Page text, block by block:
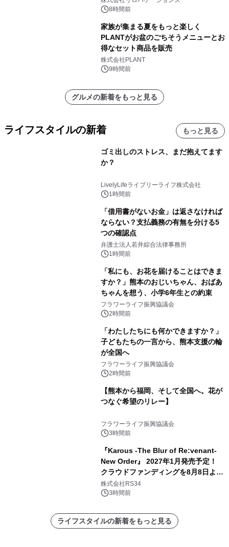
8時間前
家族が集まる夏をもっと楽しく
PLANTがお盆のごちそうメニューとお
得なセット商品を販売
株式会社PLANT
9時間前
グルメの新着をもっと見る
ライフスタイルの新着 もっと見る
ゴミ出しのストレス、まだ抱えてます
か？
LivelyLifeライブリーライフ株式会社
1時間前
「借用書がないお金」は返さなければ
ならない？支払義務の有無を分ける5
つの確認点
弁護士法人若井綜合法律事務所
1時間前
「私にも、お花を届けることはできま
すか？」熊本のおじいちゃん、おばあ
ちゃんを想う、小学6年生との約束
フラワーライフ振興協議会
2時間前
「わたしたちにも何かできますか？」
子どもたちの一言から、熊本支援の輪
が全国へ
フラワーライフ振興協議会
2時間前
【熊本から福岡、そして全国へ。花が
つなぐ希望のリレー】
フラワーライフ振興協議会
3時間前
『Karous -The Blur of Re:venant-
New Order』 2027年1月発売予定！
クラウドファンディングを8月8日より
開始
株式会社RS34
3時間前
ライフスタイルの新着をもっと見る